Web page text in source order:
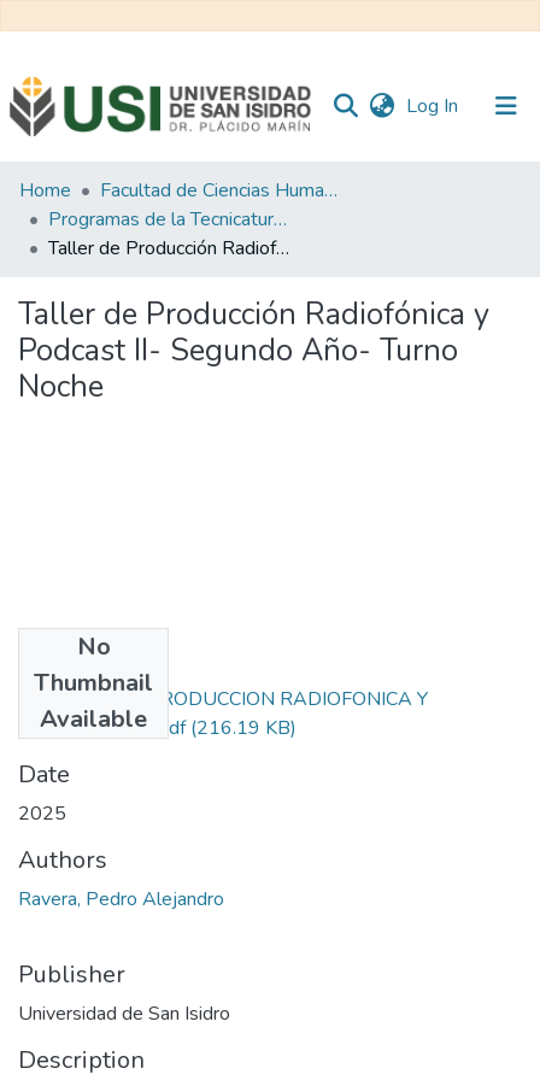
Log In (current)
Communities
&
Collections
Statistics
Home
Facultad de Ciencias Humanas y Sociales
Programas de la Tecnicatura en Periodismo Deportivo
Taller de Producción Radiofónica y Podcast II- Segundo Año- Turno Noche
Taller de Producción Radiofónica y
Podcast II- Segundo Año- Turno
Noche
No
Thumbnail
Available
TALLER DE PRODUCCION RADIOFONICA Y
PODCAST II TN.pdf(216.19 KB)
Date
2025
Authors
Ravera, Pedro Alejandro
Publisher
Universidad de San Isidro
Description